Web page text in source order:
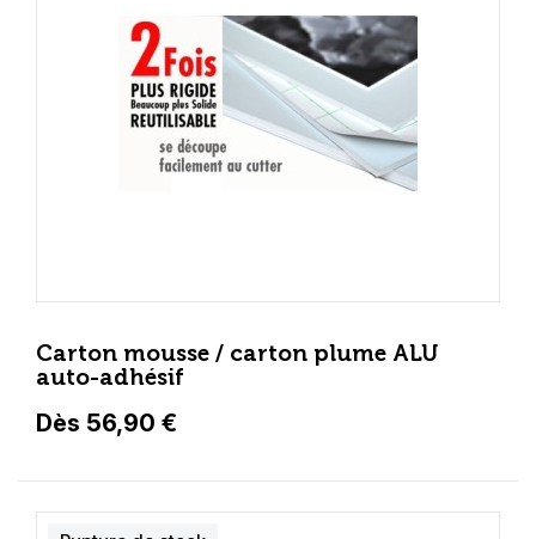
Carton mousse / carton plume ALU
auto-adhésif
Dès 56,90 €